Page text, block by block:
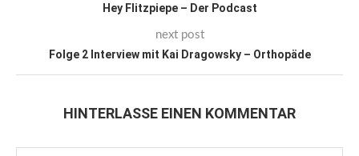
Hey Flitzpiepe – Der Podcast
next post
Folge 2 Interview mit Kai Dragowsky – Orthopäde
HINTERLASSE EINEN KOMMENTAR